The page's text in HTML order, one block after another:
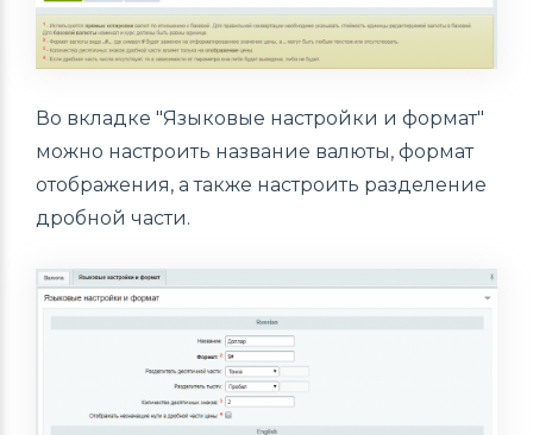
Во вкладке "Языковые настройки и формат"
можно настроить название валюты, формат
отображения, а также настроить разделение
дробной части.